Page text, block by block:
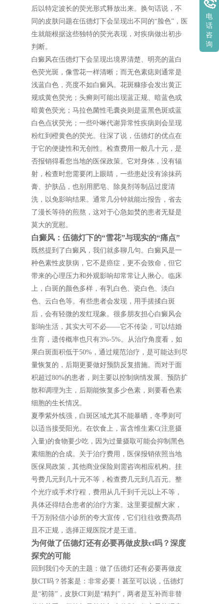
后以特定波长的荧光形式释放出来。换句话说，不
同的皮肤问题在伍德灯下会呈现出不同的“脸色”，医
生就能根据这些独特的荧光表现，对疾病做出初步
判断。
白癜风在伍德灯下会呈现出境界清楚、明亮的蓝白
色荧光斑，像雪花一样清晰；而无色素痣则通常是
浅蓝白色，亮度不如白癜风。花斑糠疹会发出黄正
规或黄色荧光；头癣则可能出现蓝正规、暗蓝色或
暗黄色荧光；马拉色菌性毛囊炎则是蓝黑色斑或蓝
白色点状荧光；一些卟啉代谢异常性疾病则会呈现
粉红到橙黄色的荧光。往深了说，伍德灯的优点在
于它的便捷性和无创性。检查费用一般几十元，是
否报销得看您当地的医保政策。它对身体，没有辐
射，检查时您需要闭上眼睛，一些患处没有涂抹药
膏、护肤品，也别用肥皂、除臭剂等制品过度清
洗，以免影响结果。通常几分钟就能出报告，省去
了漫长等待的煎熬，这对于心急如焚的患者无疑是
莫大的宽慰。
白癜风：伍德灯下的“雪花”与现实的“痛点”
既然提到了白癜风，我们就多聊几句。白癜风是一
种色素性皮肤病，它不是癌症，更不会致命，但它
带来的心理压力和外观影响却常常让人揪心。临床
上，白斑的颜色多样，有乳白色、瓷白色、淡白
色、云白色等。有些患者会发现，用手搓揉白斑
后，会有轻微的发红现象。很多朋友担心白癜风会
影响生活，其实大可不必——它不传染，可以结婚
生育，遗传概率也只有3%-5%。从治疗角度看，如
果白斑面积低于50%，通过规范治疗，是可能达到尽
量恢复的，后期更要做好预防反复措施。而对于面
积超过80%的患者，则主要以控制病情发展、预防扩
散和调理为主，后期能恢复多少色素，则要看色素
细胞的生长情况。
夏季紫外线强，白斑区域尤其不能暴晒，冬季则可
以适当接受阳光。在饮食上，富含维生素C(注意摄
入量)的食物要少吃，因为过量摄取可能会抑制黑色
素细胞的合成。关于治疗费用，医保报销依照当地
医保局政策，其他商业保险则需咨询相应机构。挂
号费几元到几十元不等，检查费几元到几百元。整
个光疗或手术疗程，费用从几千到千元以上不等，
具体还得结合患者的治疗方案。这里要提醒大家，
千万别轻信小诊所的夸大宣传，它们往往收费高昂
且不正规，选择正规医院才是王道。
为何做了伍德灯还有必要再做皮肤ct吗？深度
探究的可能
回到我们今天的主题：做了伍德灯还有必要再做皮
肤CT吗？答案是：非常必要！甚至可以说，伍德灯
是“初筛”，皮肤CT则是“精判”，两者是互补而非替
电
话
咨
询